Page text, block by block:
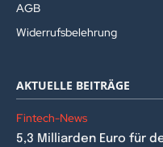
AGB
Widerrufsbelehrung
AKTUELLE BEITRÄGE
Fintech-News
5,3 Milliarden Euro für